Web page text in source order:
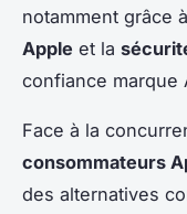
notamment grâce
Apple et la
confiance marque
Face à la
consommateurs
des alternatives